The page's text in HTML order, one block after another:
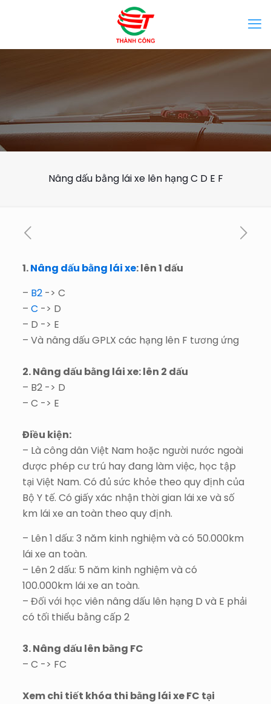
Nâng dấu bằng lái xe lên hạng C D E F
1.Nâng dấu bằng lái xe: lên 1 dấu
– B2-> C
– C -> D
– D -> E
– Và nâng dấu GPLX các hạng lên F tương ứng
2. Nâng dấu bằng lái xe: lên 2 dấu
– B2 -> D
– C -> E
Điều kiện:
– Là công dân Việt Nam hoặc người nước ngoài
được phép cư trú hay đang làm việc, học tập
tại Việt Nam. Có đủ sức khỏe theo quy định của
Bộ Y tế. Có giấy xác nhận thời gian lái xe và số
km lái xe an toàn theo quy định.
– Lên 1 dấu: 3 năm kinh nghiệm và có 50.000km
lái xe an toàn.
– Lên 2 dấu: 5 năm kinh nghiệm và có
100.000km lái xe an toàn.
– Đối với học viên nâng dấu lên hạng D và E phải
có tối thiểu bằng cấp 2
3. Nâng dấu lên bằng FC
– C -> FC
Xem chi tiết khóa thi bằng lái xe FC tại